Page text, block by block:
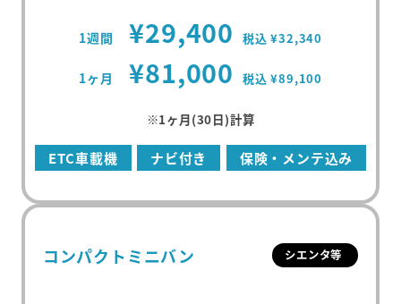
1週間 ¥29,400 税込 ¥32,340
1ヶ月 ¥81,000 税込 ¥89,100
※1ヶ月(30日)計算
ETC車載機 ナビ付き 保険・メンテ込み
コンパクトミニバン シエンタ等